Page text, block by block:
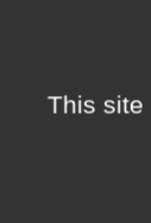
This site